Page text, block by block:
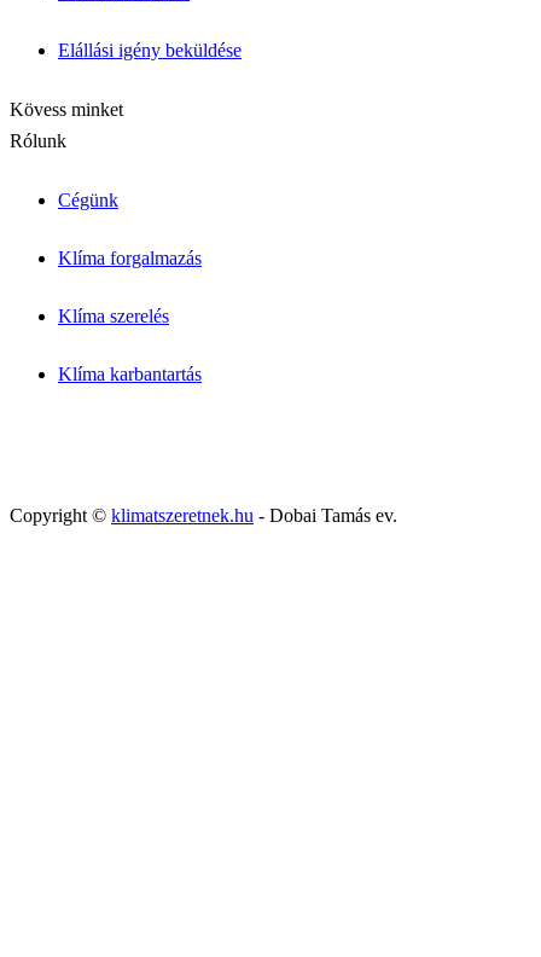
Blog cikkekElállási igény beküldése
Kövess minket
Rólunk
Cégünk
Klíma forgalmazás
Klíma szerelés
Klíma karbantartás
Copyright © klimatszeretnek.hu - Dobai Tamás ev.